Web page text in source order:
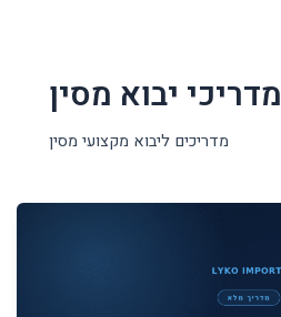
מדריכי יבוא מסין
מדריכים ליבוא מקצועי מסין